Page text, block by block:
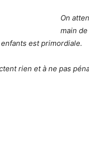
On
main
est primordiale.
rien et à ne pas